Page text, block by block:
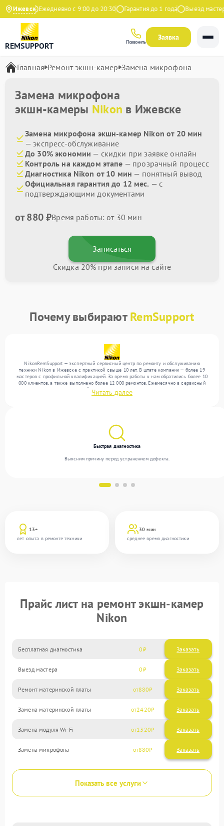
Ижевск
Яндекс Ежедневно с 9:00 до 20:30 Гарантия до 1 года Выезд мастера
REMSUPPORT Позвонить
Заявка
Главная Ремонт экшн-камер Замена микрофона
Замена микрофона
экшн-камеры Nikon в Ижевске
Замена микрофона экшн-камер Nikon от 20 мин
— экспресс-обслуживание
До 30% экономии — скидки при заявке онлайн
Контроль на каждом этапе — прозрачный процесс
Диагностика Nikon от 10 мин — понятный вывод
Официальная гарантия до 12 мес. — с
подтверждающими документами
от 880 ₽Время работы: от 30 мин
Записаться
Скидка 20% при записи на сайте
Почему выбираютRemSupport
NikonRemSupport — экспертный сервисный центр по ремонту и обслуживанию
техники Nikon в Ижевске с практикой свыше 10 лет. В штате компании — более 19
мастеров с профильной квалификацией. За время работы к нам обратились более 10
000 клиентов, а также выполнено более 12 000 ремонтов. Ежемесячно в сервисный
центр поступает от 300 устройств, включая , , . Мы работаем с широким спектром
неисправностей и предлагаем стабильный уровень сервиса благодаря опыту
Читать далее
13+
лет опыта в ремонте техники
30 мин
среднее время диагностики
Быстрая диагностика
Выясним причину перед устранением дефекта.
Прайс лист на ремонт экшн-камер
Nikon
Бесплатная диагностика 0 Заказать
Выезд мастера 0 Заказать
Ремонт материнской платы 880
Замена материнской платы 2420
Замена модуля Wi-Fi 1320
Замена микрофона 880
Показать все услуги